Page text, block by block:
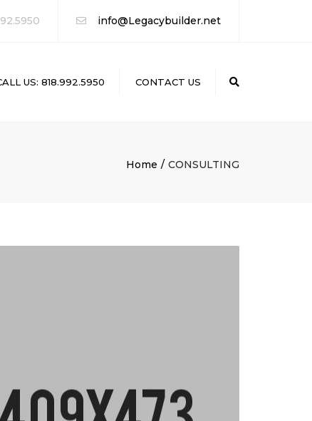
info@Legacybuilder.net
US: 818.992.5950 CONTACT US
Home CONSULTING